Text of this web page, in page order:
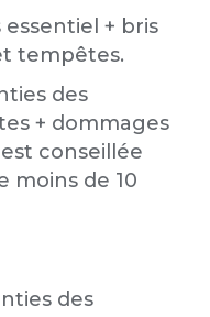
essentiel + bris
tempêtes.
des
+ dommages
conseillée
moins de 10
des